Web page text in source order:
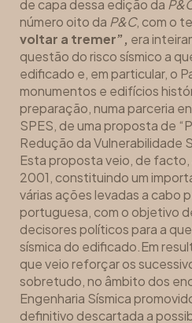
de capa dessa edição da
número oito da P&C, com o
voltar a tremer”, era
questão do risco sísmico a
edificado e, em particular, o
monumentos e edifícios
preparação, numa parceria
SPES, de uma proposta de
Redução da Vulnerabilidade
Esta proposta veio, de facto,
2001, constituindo um
várias ações levadas a cabo
portuguesa, com o objetivo
decisores políticos para a
sísmica do edificado.Em
que veio reforçar os
sobretudo, no âmbito dos
Engenharia Sísmica
definitivo descartada a